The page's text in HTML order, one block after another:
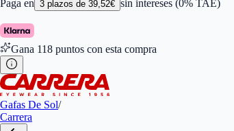
Tamaño:62
Color de Lentes
Forma
Género:Hombre
Marca:Carrera
Tipo de Cristales:Normales
Tamaño del Puente (mm)
Paga en 3 plazos de 39,52€ sin intereses (0% TAE)
Gana 118 puntos con esta compra
Gafas De Sol/
Carrera